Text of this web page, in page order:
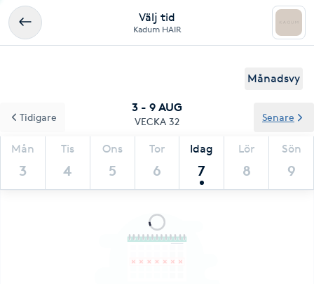
Välj tid
Kadum HAIR
Månadsvy
3 - 9 AUG
VECKA 32
Mån
3
Tis
4
Ons
5
Tor
6
Idag
7
Lör
8
Sön
9
Tidigare Senare